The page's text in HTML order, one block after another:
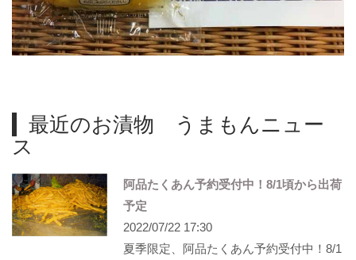
最近のお漬物 うまもんニュー
ス
阿品たくあん予約受付中！8/1頃から出荷
予定
2022/07/22 17:30
夏季限定、阿品たくあん予約受付中！8/1